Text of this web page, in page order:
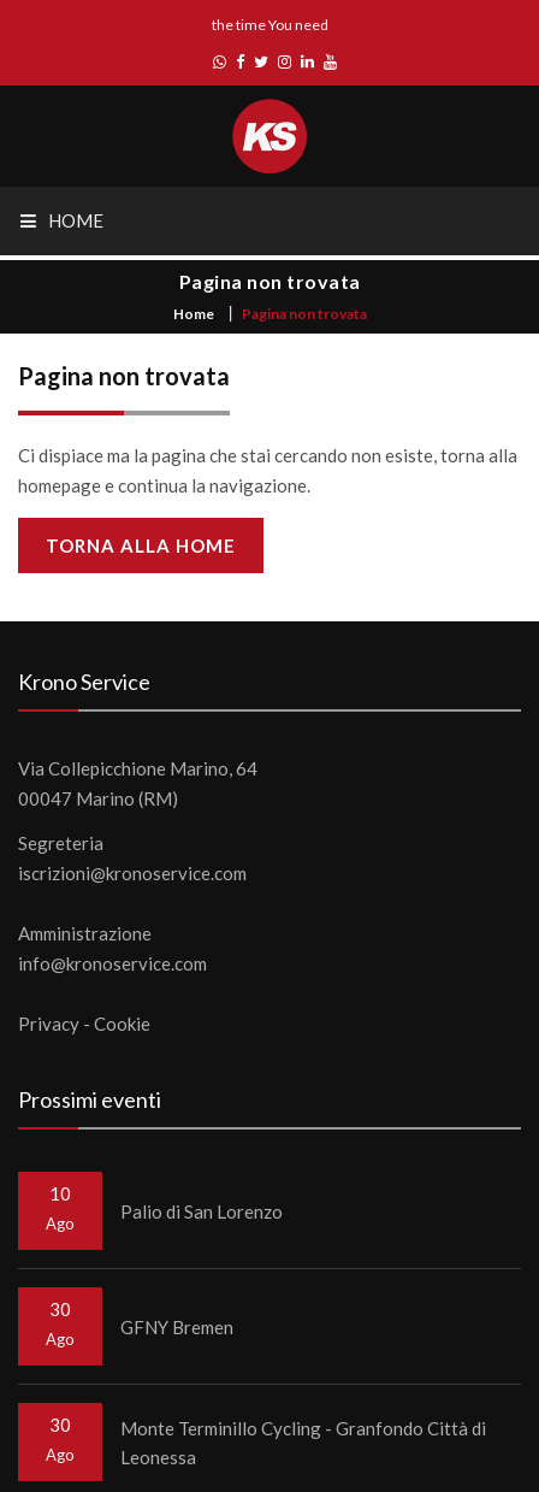
the time You need
HOME
Pagina non trovata
Home Pagina non trovata
Pagina non trovata
Ci dispiace ma la pagina che stai cercando non esiste, torna alla
homepage e continua la navigazione.
TORNA ALLA HOME
Krono Service
Via Collepicchione Marino, 64
00047 Marino (RM)
Segreteria
iscrizioni@kronoservice.com
Amministrazione
info@kronoservice.com
Privacy - Cookie
Prossimi eventi
10
Ago
Palio di San Lorenzo
30
Ago
GFNY Bremen
30
Ago
Monte Terminillo Cycling - Granfondo Città di
Leonessa